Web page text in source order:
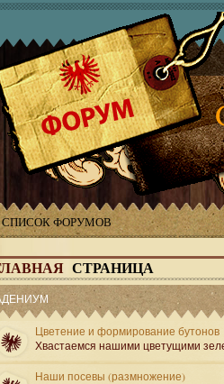
СПИСОК ФОРУМОВ
СТРАНИЦА
Цветение и формирование бутонов
Хвастаемся нашими цветущими
Наши посевы (размножение)